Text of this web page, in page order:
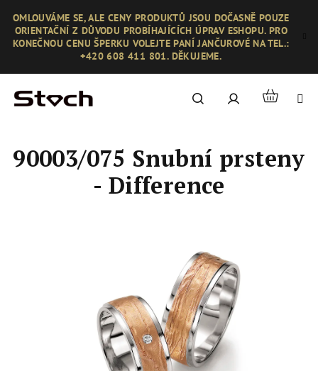
obsah
OMLOUVÁME SE, ALE CENY PRODUKTŮ JSOU DOČASNĚ POUZE
ORIENTAČNÍ Z DŮVODU PROBÍHAJÍCÍCH ÚPRAV ESHOPU. PRO
KONEČNOU CENU ŠPERKU VOLEJTE PANÍ JANČUROVÉ NA TEL.:
+420 608 411 801. DĚKUJEME.
Hledat PřihlášeníNákupní
90003/075 Snubní prsteny
- Difference